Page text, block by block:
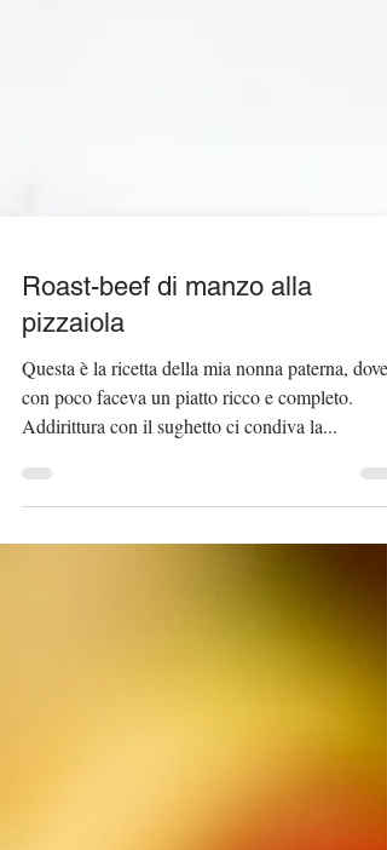
Roast-beef di manzo alla
pizzaiola
Questa è la ricetta della mia nonna paterna, dove
con poco faceva un piatto ricco e completo.
Addirittura con il sughetto ci condiva la...